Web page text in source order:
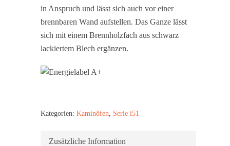
in Anspruch und lässt sich auch vor einer
brennbaren Wand aufstellen. Das Ganze lässt
sich mit einem Brennholzfach aus schwarz
lackiertem Blech ergänzen.
Kategorien: Kaminöfen Serie i51
Zusätzliche Information